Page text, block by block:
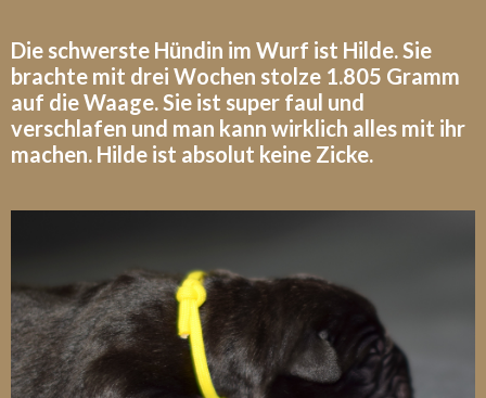
Die schwerste Hündin im Wurf ist Hilde. Sie
brachte mit drei Wochen stolze 1.805 Gramm
auf die Waage. Sie ist super faul und
verschlafen und man kann wirklich alles mit ihr
machen. Hilde ist absolut keine Zicke.